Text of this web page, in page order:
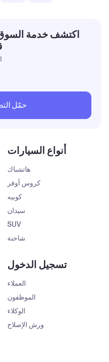
أنواع السيارات
هاتشباك
كروس أوفر
كوبيه
سيدان
SUV
شاحنة
تسجيل الدخول
العملاء
الموظفون
الوكلاء
ورش الإصلاح
اكتشف خدمة
حمّل